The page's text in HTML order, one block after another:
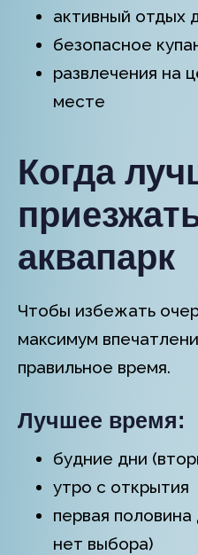
активный отдых
безопасное
развлечения на
месте
Когда
аквапарк
Чтобы избежать
максимум
правильное время.
Лучшее время:
будние дни
утро с открытия
первая
нет выбора)